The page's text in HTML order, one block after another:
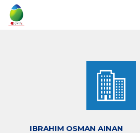
IBRAHIM OSMAN AINAN